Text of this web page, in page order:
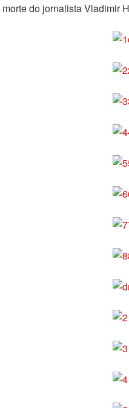
morte do jornalista Vladimir